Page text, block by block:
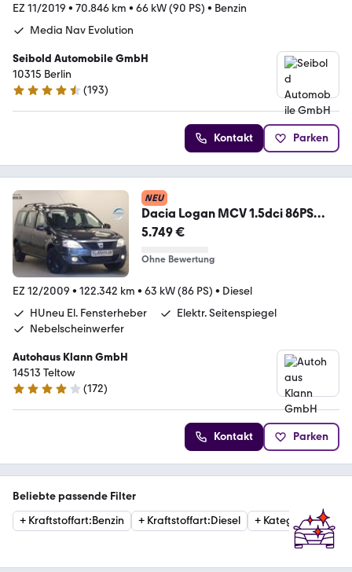
EZ 11/2019 • 70.846 km • 66 kW (90 PS) • Benzin
Media Nav Evolution
Seibold Automobile GmbH
10315 Berlin
4.3 Sterne
(193)
Kontakt Parken
NEU
Dacia Logan MCV 1.5dci 86PS
Laureate AHK HUneu 1Hand
5.749 €
Ohne Bewertung
EZ 12/2009 • 122.342 km • 63 kW (86 PS) • Diesel
HUneu El. Fensterheber
Elektr. Seitenspiegel
Nebelscheinwerfer
Autohaus Klann GmbH
14513 Teltow
4 Sterne
(172)
Kontakt Parken
Beliebte passende Filter
+ Kraftstoffart:Benzin + Kraftstoffart:Diesel + Kategorie: